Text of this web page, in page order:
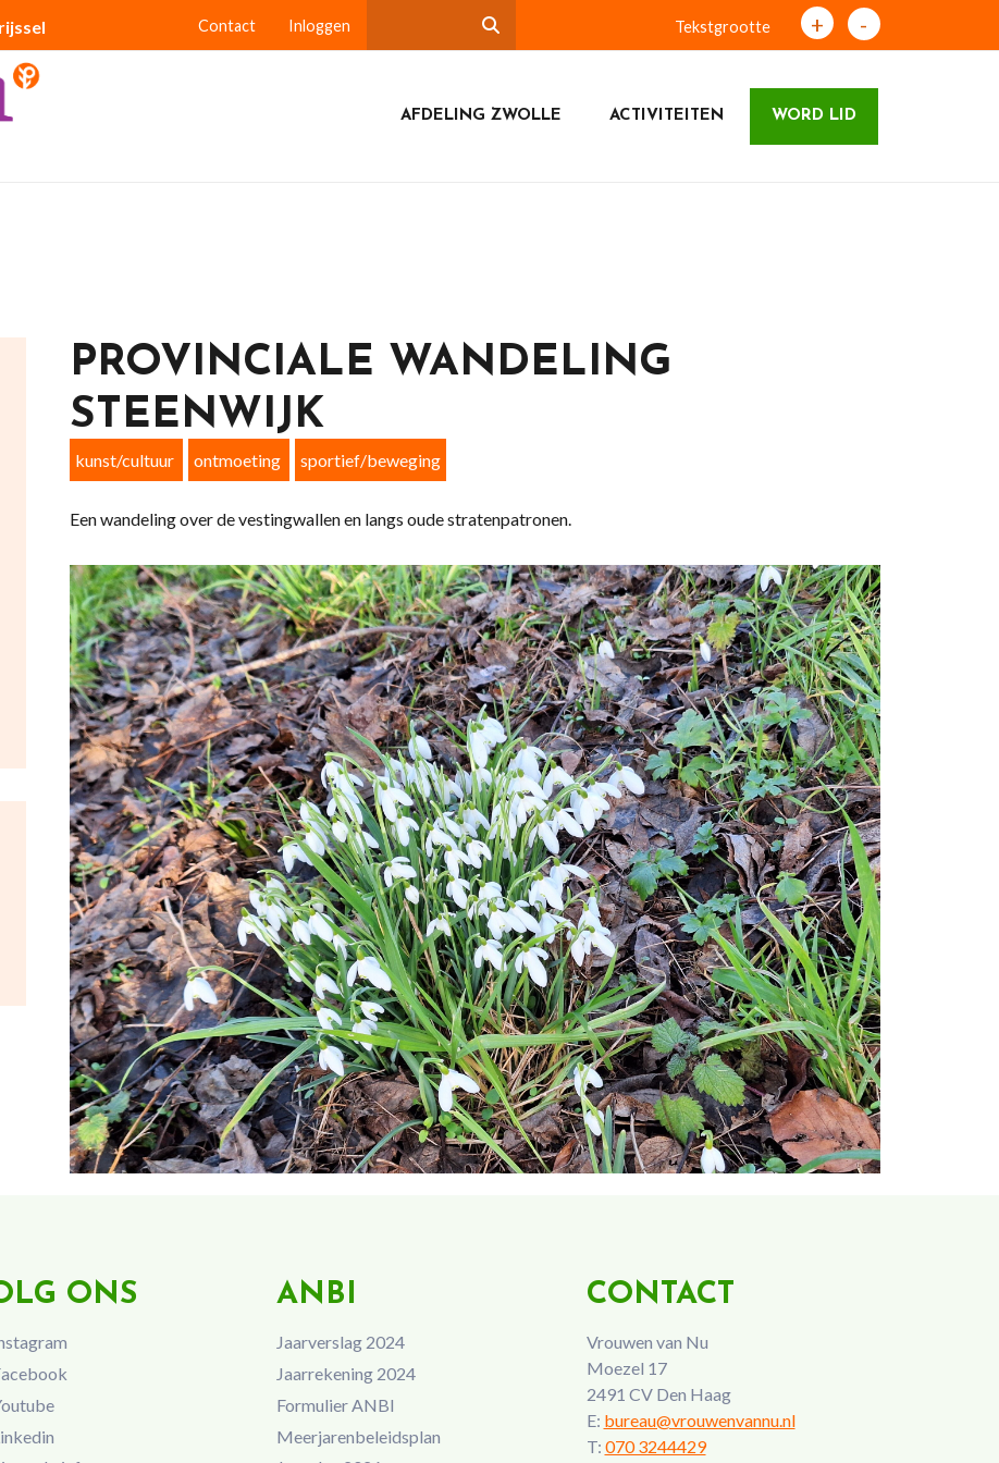
Contact Inloggen Tekstgrootte + -
AFDELING ZWOLLE ACTIVITEITEN WORD LID
PROVINCIALE WANDELING
STEENWIJK
kunst/cultuur ontmoeting sportief/beweging
Een wandeling over de vestingwallen en langs oude stratenpatronen.
ONS ANBI
Jaarverslag 2024
Jaarrekening 2024
Formulier ANBI
Meerjarenbeleidsplan
CONTACT
Vrouwen van Nu
Moezel 17
2491 CV Den Haag
E: bureau@vrouwenvannu.nl
T: 070 3244429